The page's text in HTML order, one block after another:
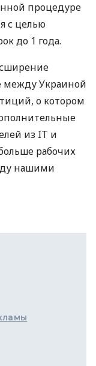
процедуре
с целью
до 1 года.
между Украиной
о котором
из IT и
рабочих
нашими